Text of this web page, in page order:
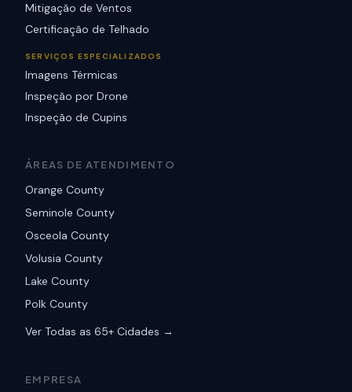
Mitigação de Ventos
Certificação de Telhado
SERVIÇOS ESPECIALIZADOS
Imagens Térmicas
Inspeção por Drone
Inspeção de Cupins
ÁREAS DE ATENDIMENTO
Orange County
Seminole County
Osceola County
Volusia County
Lake County
Polk County
Ver Todas as 65+ Cidades →
EMPRESA